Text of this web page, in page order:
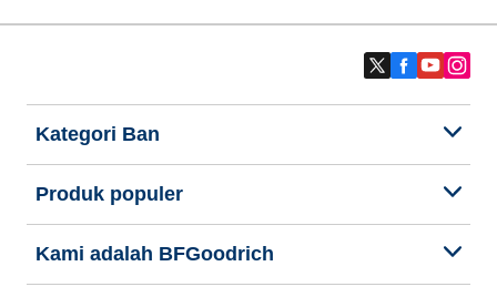
Kategori Ban
Produk populer
Kami adalah BFGoodrich